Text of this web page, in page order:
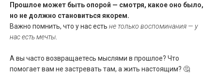
Прошлое может быть опорой — смотря, какое оно было,
но не должно становиться якорем.
Важно помнить, что у нас есть не только воспоминания — у
нас есть мечты
А вы часто возвращаетесь мыслями в прошлое? Что
помогает вам не застревать там, а жить настоящим? 🤔